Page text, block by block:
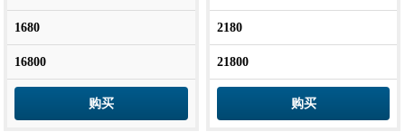
1680
16800
购买
2180
21800
购买